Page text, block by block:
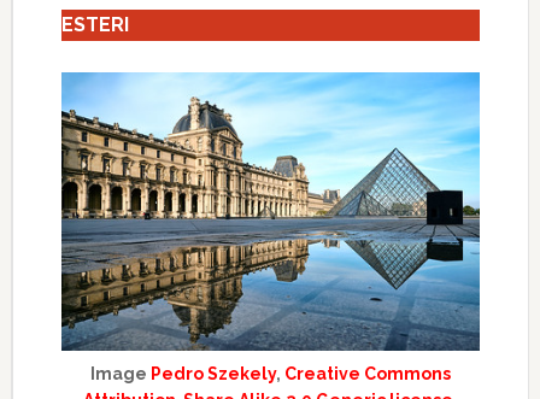
ESTERI
Image Pedro Szekely, Creative Commons